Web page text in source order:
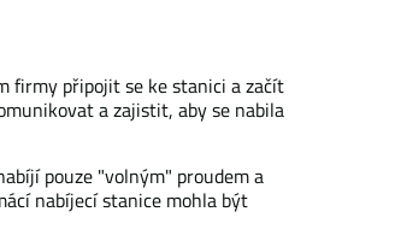
firmy připojit se ke stanici a začít
a zajistit, aby se nabila
pouze "volným" proudem a
nabíjecí stanice mohla být